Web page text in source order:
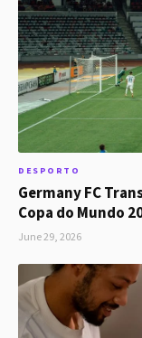
DESPORTO
Germany FC
Copa do Mundo
June 29, 2026